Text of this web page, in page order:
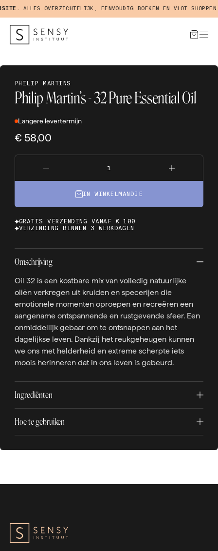
ALLES OVERZICHTELIJK, EENVOUDIG BOEKEN EN VLOT SHOPPEN
PHILIP MARTINS
Philip Martin’s - 32 Pure Essential Oil
Langere levertermijn
€ 58,00
IN WINKELMANDJE
GRATIS VERZENDING VANAF € 100
VERZENDING BINNEN 3 WERKDAGEN
Omschrijving
Oil 32 is een kostbare mix van volledig natuurlijke
oliën verkregen uit kruiden en specerijen die
emotionele momenten oproepen en recreëren een
aangename ontspannende en rustgevende sfeer. Een
onmiddellijk gebaar om te ontsnappen aan het
dagelijkse leven. Dankzij het reukgeheugen kunnen
we ons met helderheid en extreme scherpte iets
moois herinneren dat in ons leven is gebeurd.
Ingrediënten
Hoe te gebruiken